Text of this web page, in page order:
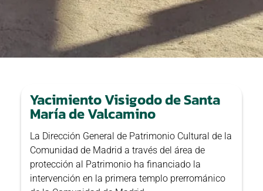
Yacimiento Visigodo de Santa
María de Valcamino
La Dirección General de Patrimonio Cultural de la
Comunidad de Madrid a través del área de
protección al Patrimonio ha financiado la
intervención en la primera templo prerrománico